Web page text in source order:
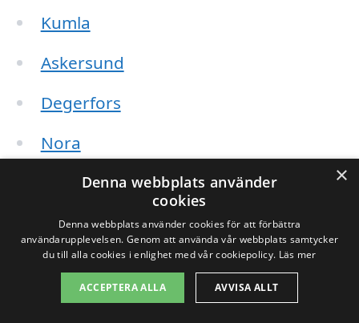
Kumla
Askersund
Degerfors
Nora
Tengvall
Lindesberg
Karlskoga
×
Denna webbplats använder
cookies
Denna webbplats använder cookies för att förbättra
användarupplevelsen. Genom att använda vår webbplats samtycker
du till alla cookies i enlighet med vår cookiepolicy. Läs mer
ACCEPTERA ALLA AVVISA ALLT